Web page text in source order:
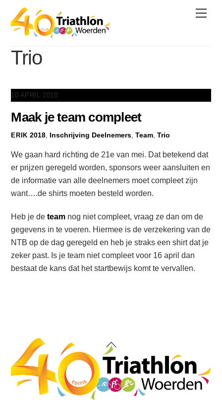
content
Trio
10 APRIL 2018
Maak je team compleet
ERIK 2018, Inschrijving Deelnemers, Team, Trio
We gaan hard richting de 21e van mei. Dat betekend dat
er prijzen geregeld worden, sponsors weer aansluiten en
de informatie van alle deelnemers moet compleet zijn
want….de shirts moeten besteld worden.
Heb je deteam nog niet compleet, vraag ze dan om de
gegevens in te voeren. Hiermee is de verzekering van de
NTB op de dag geregeld en heb je straks een shirt dat je
zeker past. Is je team niet compleet voor 16 april dan
bestaat de kans dat het startbewijs komt te vervallen.
Back
To
Top